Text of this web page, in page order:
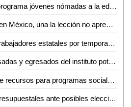
Gobierno estatal lleva programa jóvenes nómadas a la educación media superior
El populismo y política en México, una la lección no aprendida: Enrique Serna
Avanza vacunación a trabajadores estatales por temporada invernal
Entregan títulos a egresadas y egresados del instituto potosino de Bellas Artes
Confirman dispersión de recursos para programas sociales en San Luis Potosí
Ceepac analiza retos presupuestales ante posibles elecciones de vacantes del Poder Judicial en 2025